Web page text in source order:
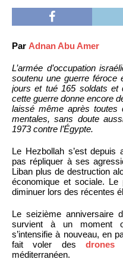
Par Adnan Abu Amer
L’armée d’occupation
soutenu une guerre féroce
jours et tué 165 soldats et
cette guerre donne encore
laissé même après toutes
mentales, sans doute
1973 contre l’Égypte.
Le Hezbollah s’est depuis
pas répliquer à ses
Liban plus de destruction
économique et sociale.
diminuer lors des récentes
Le seizième anniversaire
survient à un moment
s’intensifie à nouveau, en
fait voler des drones
méditerranéen.